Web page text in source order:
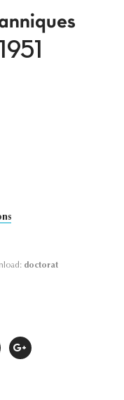
doctorat